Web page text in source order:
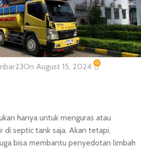
LAYANAN KAMI
Limbah Pasar
dan Sekitarnya
On August 15, 2024 0
hanya untuk menguras atau
di septic tank saja. Akan tetapi,
bisa membantu penyedotan limbah